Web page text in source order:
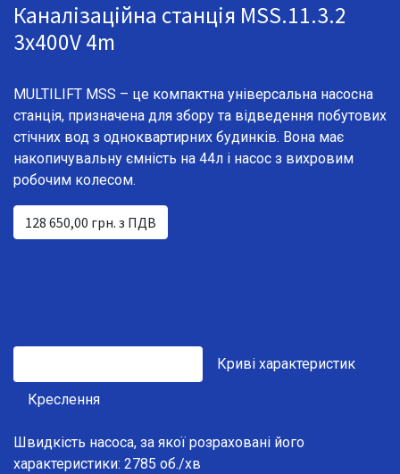
Каналізаційна станція MSS.11.3.2
3x400V 4m
MULTILIFT MSS – це компактна універсальна насосна
станція, призначена для збору та відведення побутових
стічних вод з одноквартирних будинків. Вона має
накопичувальну ємність на 44л і насос з вихровим
робочим колесом.
128 650,00 грн. з ПДВ
Криві характеристик
Креслення
Швидкість насоса, за якої розраховані його
характеристики: 2785 об./хв